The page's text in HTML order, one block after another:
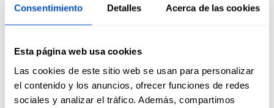
Consentimiento Detalles Acerca de las cookies
Esta página web usa cookies
Las cookies de este sitio web se usan para personalizar
el contenido y los anuncios, ofrecer funciones de redes
sociales y analizar el tráfico. Además, compartimos
Australia (Hecho en Australia) y nuestras etiquetas con la
nuestras etiquetas Made In Austrialia, además de ser
incluye pliegue central horizontal y un margen de costura
para que pueda coserse a cualquier prenda sin problemas.